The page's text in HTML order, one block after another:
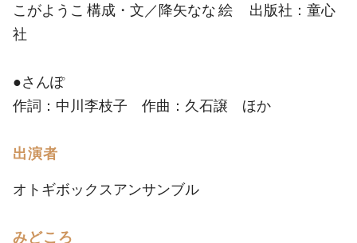
こがようこ 構成・文／降矢なな 絵 出版社：童心
社
●さんぽ
作詞：中川李枝子 作曲：久石譲 ほか
出演者
オトギボックスアンサンブル
みどころ